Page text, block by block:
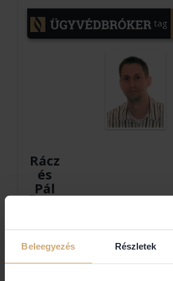
Beleegyezés Részletek
tag
Rácz
és
Pál
dr. X. Pál